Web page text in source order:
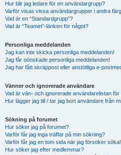
Hur blir jag ledare för en användargrupp?
Varför visas vissa användargrupper i andra
Vad är en “Standardgrupp”?
Vad är “Teamet”-länken för något?
Personliga meddelanden
Jag kan inte skicka personliga meddelanden!
Jag får oönskade personliga meddelanden!
Jag har fått skräppost eller anstötliga e-
Vänner och ignorerade användare
Vad är vän- och ignorerade användarelistan för
Hur lägger jag till / tar jag bort användare från
Sökning på forumet
Hur söker jag på forumet?
Varför får jag inga träffar på min sökning?
Varför får jag en tom sida när jag försöker
Hur söker jag efter medlemmar?